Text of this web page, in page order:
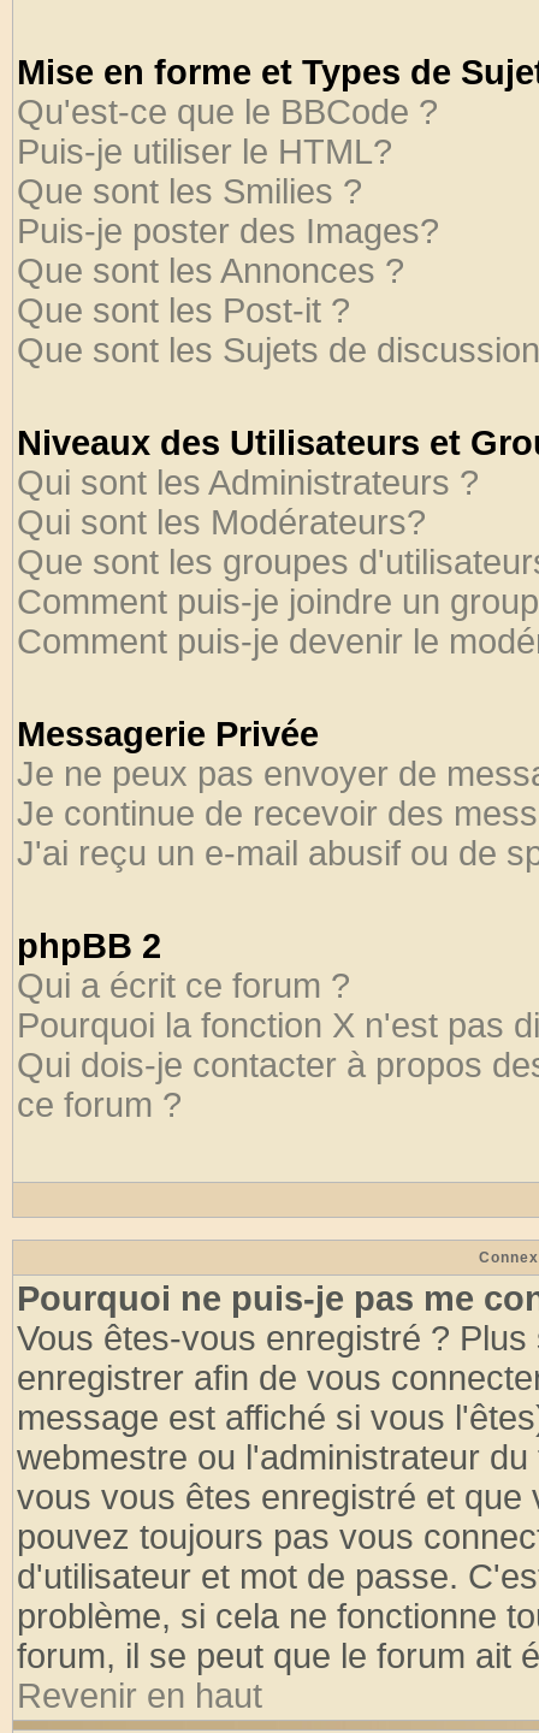
Mise en forme et Types de
Qu'est-ce que le BBCode ?
Puis-je utiliser le HTML?
Que sont les Smilies ?
Puis-je poster des Images?
Que sont les Annonces ?
Que sont les Post-it ?
Que sont les Sujets de
Niveaux des Utilisateurs et
Qui sont les Administrateurs ?
Qui sont les Modérateurs?
Que sont les groupes
Comment puis-je joindre un
Comment puis-je devenir le
Messagerie Privée
Je ne peux pas envoyer de
Je continue de recevoir des
J'ai reçu un e-mail abusif ou de
phpBB 2
Qui a écrit ce forum ?
Pourquoi la fonction X n'est pas
Qui dois-je contacter à propos
ce forum ?
Pourquoi ne puis-je pas me
Vous êtes-vous enregistré ?
enregistrer afin de vous
message est affiché si vous
webmestre ou l'administrateur
vous vous êtes enregistré et
pouvez toujours pas vous
d'utilisateur et mot de passe.
problème, si cela ne fonctionne
forum, il se peut que le forum ait
Revenir en haut